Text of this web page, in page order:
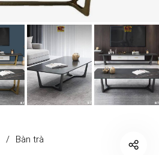
/ Bàn trà